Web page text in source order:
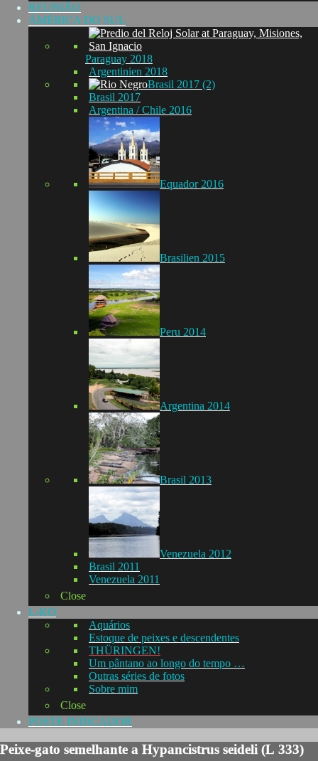
REUNIÃO
ÁMÉRICA DO SUL
Paraguay 2018
Argentinien 2018
Brasil 2017 (2)
Brasil 2017
Argentina / Chile 2016
Equador 2016
Brasilien 2015
Peru 2014
Argentina 2014
Brasil 2013
Venezuela 2012
Brasil 2011
Venezuela 2011
Close
L-KO
Aquários
Estoque de peixes e descendentes
THÜRINGEN!
Um pântano ao longo do tempo …
Outras séries de fotos
Sobre mim
Close
POSTE INDICADOR
Peixe-gato semelhante a Hypancistrus seideli (L 333)